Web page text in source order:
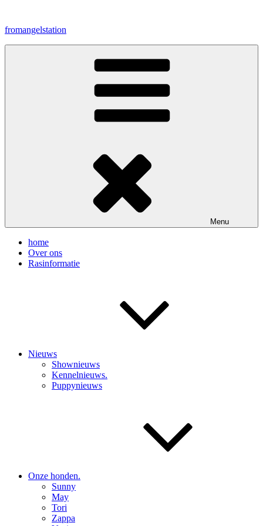
inhoud
fromangelstation
Menu
home
Over ons
Rasinformatie
Nieuws
Shownieuws
Kennelnieuws.
Puppynieuws
Onze honden.
Sunny
May
Tori
Zappa